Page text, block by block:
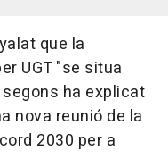
que la
UGT "se situa
ha explicat
nova reunió de la
2030 per a